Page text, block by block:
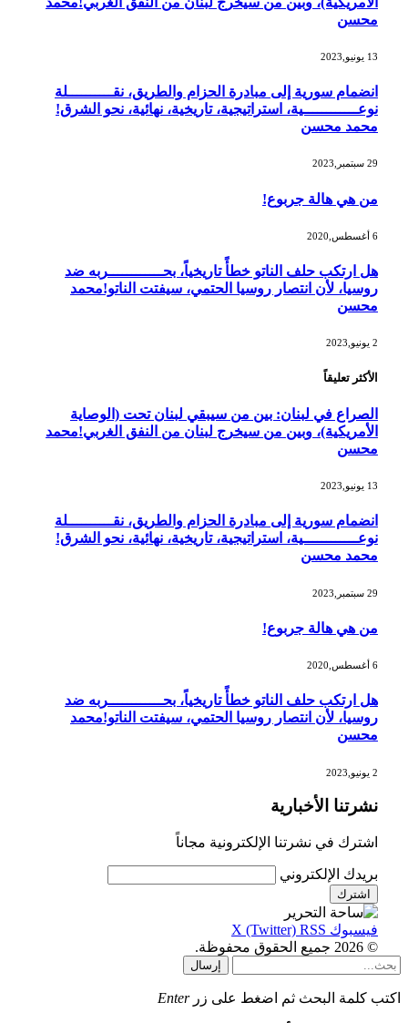
محسن
13 يونيو,2023
انضمام سورية إلى مبادرة الحزام والطريق، نقــــــــــلة
نوعــــــــــــية، استراتيجية، تاريخية، نهائية، نحو الشرق!
محمد محسن
29 سبتمبر,2023
من هي هالة جربوع!
هل ارتكب حلف الناتو خطأً تاريخياً، بحــــــــــــربه ضد
روسيا، لأن انتصار روسيا الحتمي، سيفتت الناتو!محمد
محسن
الأكثر تعليقاً
الصراع في لبنان: بين من سيبقي لبنان تحت (الوصاية
الأمريكية)، وبين من سيخرج لبنان من النفق الغربي!محمد
محسن
13 يونيو,2023
انضمام سورية إلى مبادرة الحزام والطريق، نقــــــــــلة
نوعــــــــــــية، استراتيجية، تاريخية، نهائية، نحو الشرق!
محمد محسن
29 سبتمبر,2023
من هي هالة جربوع!
هل ارتكب حلف الناتو خطأً تاريخياً، بحــــــــــــربه ضد
روسيا، لأن انتصار روسيا الحتمي، سيفتت الناتو!محمد
محسن
نشرتنا الأخبارية
اشترك في نشرتنا الإلكترونية مجاناً
بريدك الإلكتروني
فيسبوك X (Twitter) RSS
© 2026 جميع الحقوق محفوظة.
إرسال
اكتب كلمة البحث ثم اضغط على زر Enter